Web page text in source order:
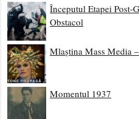
Începutul Etapei Post-
Obstacol
Mlaștina Mass Media
Momentul 1937